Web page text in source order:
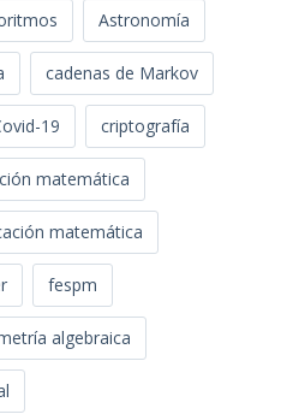
Astronomía
cadenas de Markov
19 criptografía
matemática
matemática
fespm
algebraica